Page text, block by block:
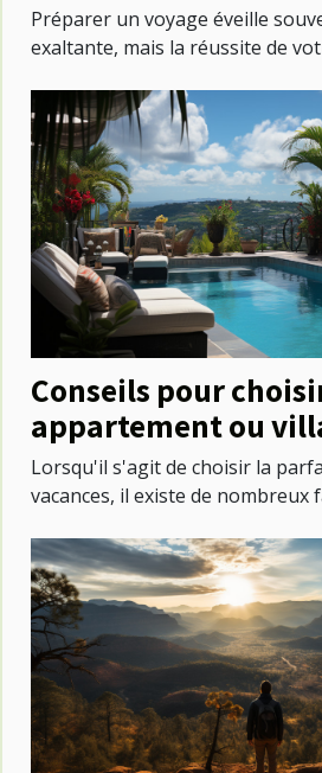
pour explorer une
Préparer un voyage éveille
exaltante, mais la réussite de
Conseils pour
appartement ou
piscine à Saint-
Lorsqu'il s'agit de choisir la
vacances, il existe de nombreux